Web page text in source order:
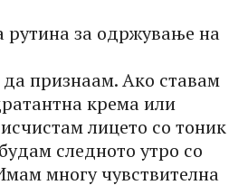
рутина за одржување на
признаам. Ако ставам
крема или
лицето со тоник
следното утро со
многу чувствителна